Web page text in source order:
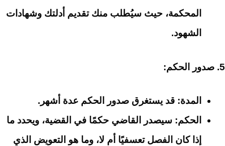
المحكمة، حيث سيُطلب منك تقديم أدلتك وشهادات
الشهود.
5. صدور الحكم:
المدة: قد يستغرق صدور الحكم عدة أشهر.
الحكم: سيصدر القاضي حكمًا في القضية، ويحدد ما
إذا كان الفصل تعسفيًا أم لا، وما هو التعويض الذي